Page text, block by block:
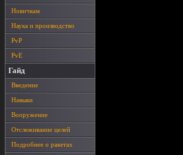
Новичкам
Наука и производство
PvP
PvE
Гайд
Введение
Навыки
Вооружение
Отслеживание целей
Подробнее о ракетах